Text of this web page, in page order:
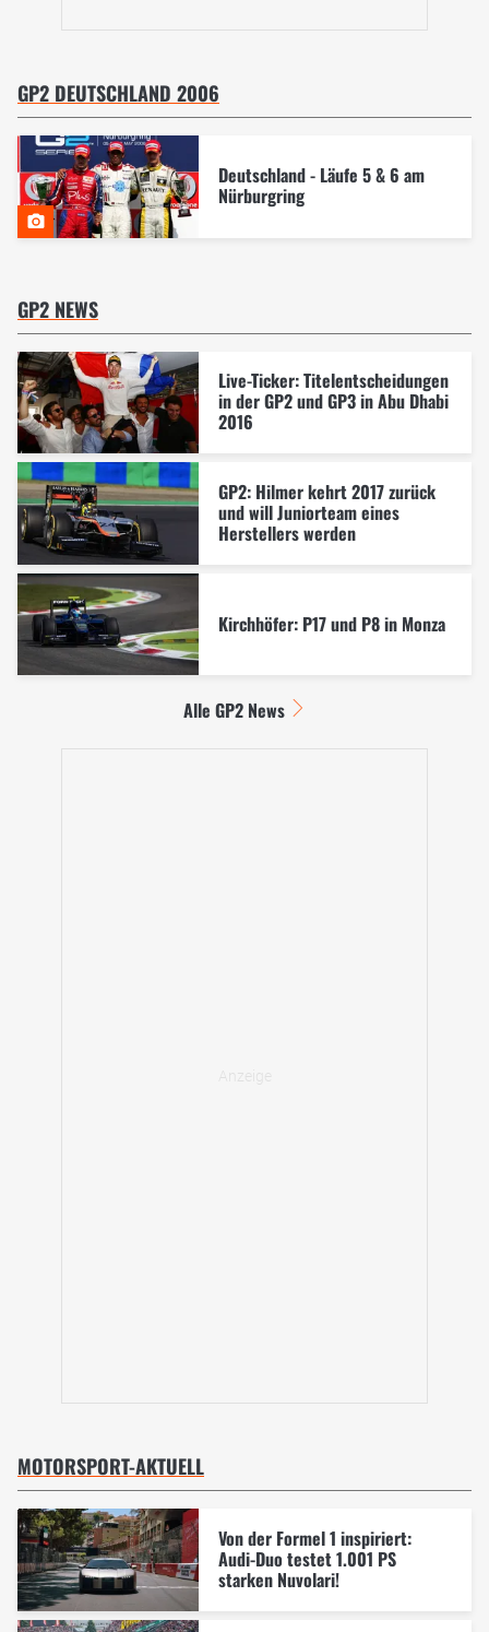
GP2 DEUTSCHLAND 2006
Deutschland - Läufe 5 & 6 am
Nürburgring
GP2 NEWS
Live-Ticker: Titelentscheidungen
in der GP2 und GP3 in Abu Dhabi
2016
GP2: Hilmer kehrt 2017 zurück
und will Juniorteam eines
Herstellers werden
Kirchhöfer: P17 und P8 in Monza
Alle GP2 News
MOTORSPORT-AKTUELL
Von der Formel 1 inspiriert:
Audi-Duo testet 1.001 PS
starken Nuvolari!